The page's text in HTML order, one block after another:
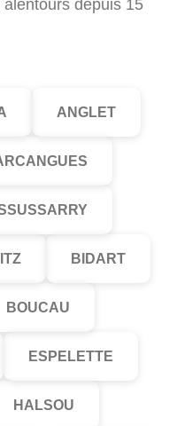
depuis 15
ANGLET
BIDART
BOUCAU
ESPELETTE
HALSOU